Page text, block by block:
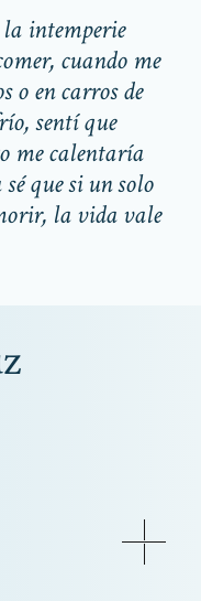
la intemperie
cuando me
o en carros de
sentí que
me calentaría
que si un solo
la vida vale